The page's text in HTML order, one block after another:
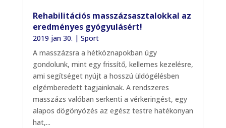
Rehabilitációs masszázsasztalokkal az
eredményes gyógyulásért!
2019 jan 30. | Sport
A masszázsra a hétköznapokban úgy
gondolunk, mint egy frissítő, kellemes kezelésre,
ami segítséget nyújt a hosszú üldögélésben
elgémberedett tagjainknak. A rendszeres
masszázs valóban serkenti a vérkeringést, egy
alapos dögönyözés az egész testre hatékonyan
hat,...